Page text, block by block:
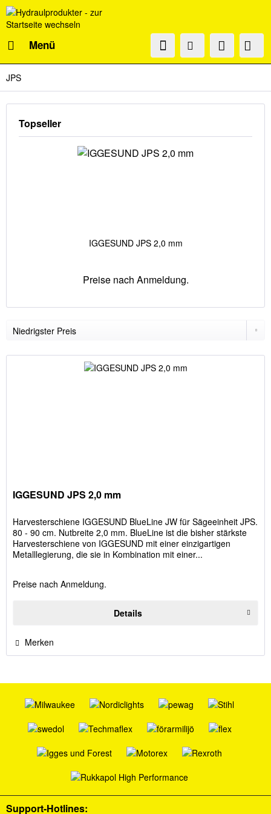
Menü
JPS
Topseller
IGGESUND JPS 2,0 mm
Preise nach Anmeldung.
IGGESUND JPS 2,0 mm
Harvesterschiene IGGESUND BlueLine JW für Sägeeinheit JPS.
80 - 90 cm. Nutbreite 2,0 mm. BlueLine ist die bisher stärkste
Harvesterschiene von IGGESUND mit einer einzigartigen
Metalllegierung, die sie in Kombination mit einer...
Preise nach Anmeldung.
Details
Merken
Support-Hotlines: